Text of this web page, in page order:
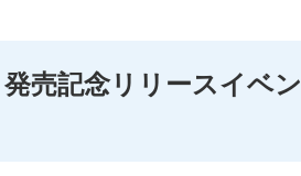
売記念リリースイベン